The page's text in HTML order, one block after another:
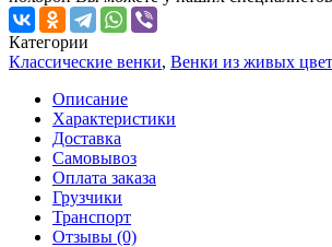
Категории
Классические венки, Венки из живых
Описание
Характеристики
Доставка
Самовывоз
Оплата заказа
Грузчики
Транспорт
Отзывы (0)